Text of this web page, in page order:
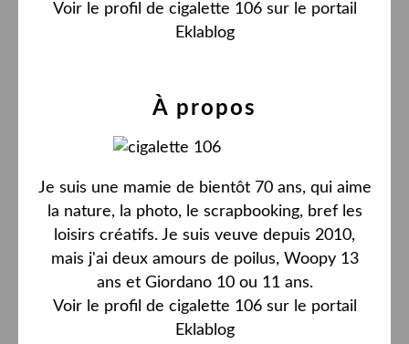
Voir le profil de cigalette 106sur le portail
Eklablog
À propos
Je suis une mamie de bientôt 70 ans, qui aime
la nature, la photo, le scrapbooking, bref les
loisirs créatifs. Je suis veuve depuis 2010,
mais j'ai deux amours de poilus, Woopy 13
ans et Giordano 10 ou 11 ans.
Voir le profil de cigalette 106sur le portail
Eklablog